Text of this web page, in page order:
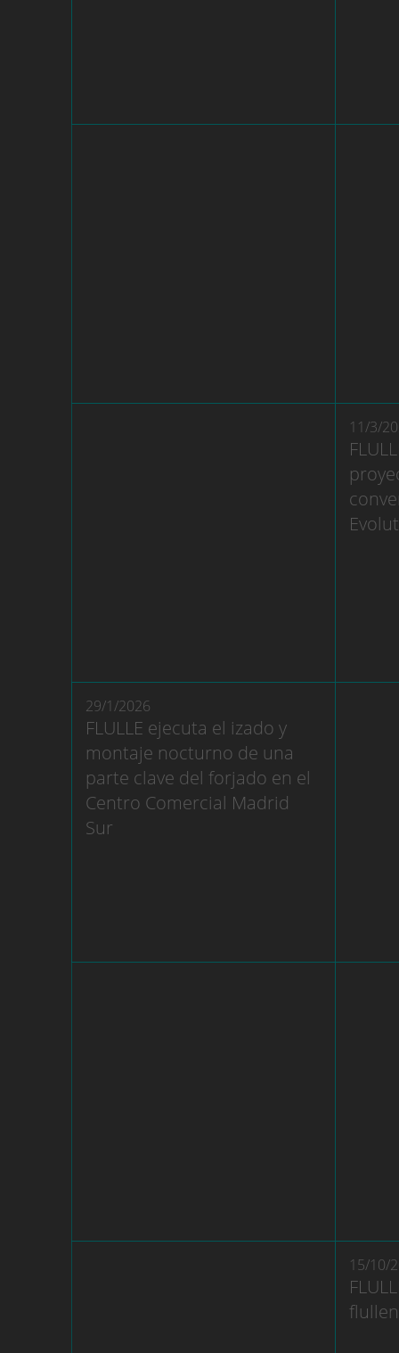
11/3/
29/1/2026
FLULLE ejecuta el izado y
montaje nocturno de una
parte clave del forjado en el
Centro Comercial Madrid
Sur
15/10/